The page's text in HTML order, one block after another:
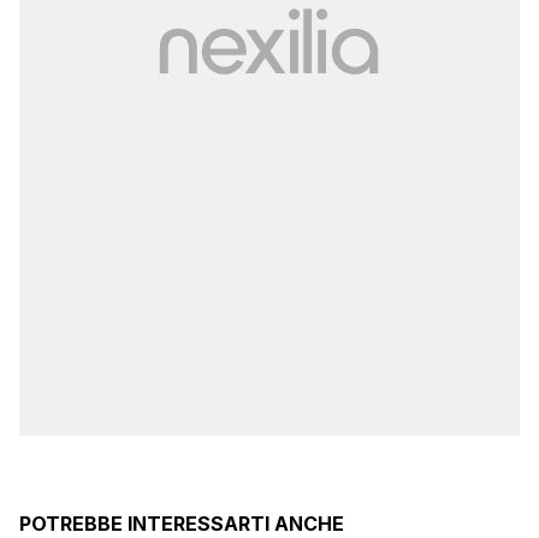
POTREBBE INTERESSARTI ANCHE